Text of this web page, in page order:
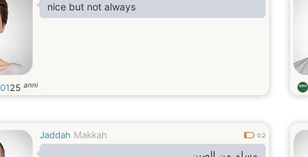
nice but not always
25 anni
Jaddah Makkah 0.2